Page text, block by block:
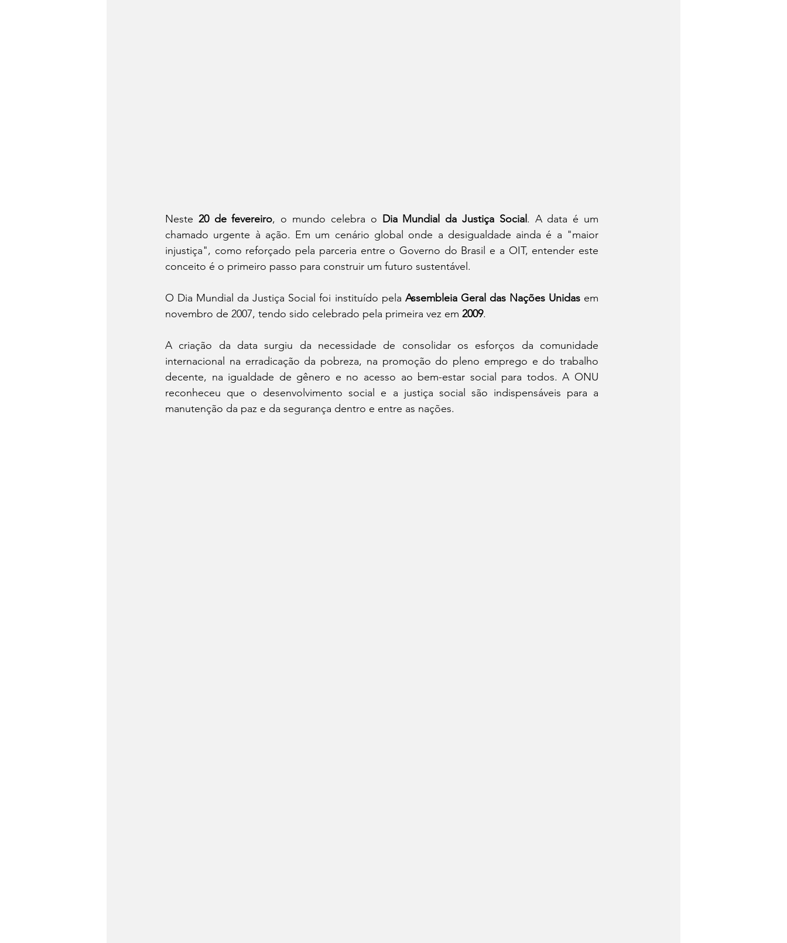
Neste 20 de fevereiro, o mundo celebra o Dia Mundial da Justiça Social . A data é um
chamado urgente à ação. Em um cenário global onde a desigualdade ainda é a "maior
injustiça", como reforçado pela parceria entre o Governo do Brasil e a OIT, entender este
conceito é o primeiro passo para construir um futuro sustentável.
O Dia Mundial da Justiça Social foi instituído pela Assembleia Geral das Nações Unidas em
novembro de 2007, tendo sido celebrado pela primeira vez em 2009.
A criação da data surgiu da necessidade de consolidar os esforços da comunidade
internacional na erradicação da pobreza, na promoção do pleno emprego e do trabalho
decente, na igualdade de gênero e no acesso ao bem-estar social para todos. A ONU
reconheceu que o desenvolvimento social e a justiça social são indispensáveis para a
manutenção da paz e da segurança dentro e entre as nações.